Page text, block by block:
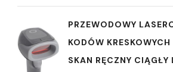
PRZEWODOWY
KODÓW
SKAN RĘCZNY CIĄGŁY